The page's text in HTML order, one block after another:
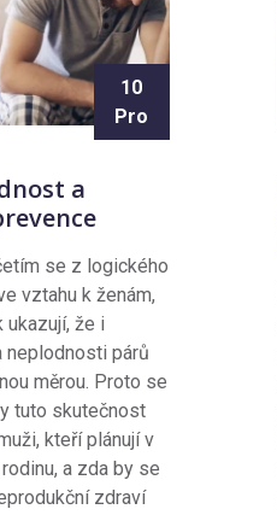
10
Pro
a
se z logického
vztahu k ženám,
že i
neplodnosti párů
měrou. Proto se
tuto skutečnost
kteří plánují v
a zda by se
zdraví